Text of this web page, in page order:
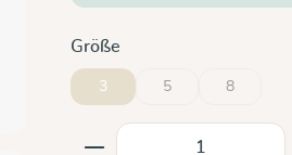
Größe
3 5 8
Produkt Anzahl: